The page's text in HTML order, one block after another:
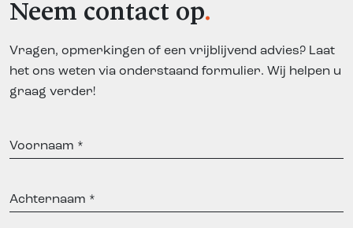
Neem contact op
Vragen, opmerkingen of een vrijblijvend advies? Laat
het ons weten via onderstaand formulier. Wij helpen u
graag verder!
Voornaam
Achternaam